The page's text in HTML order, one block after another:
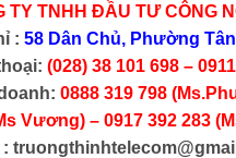
TY TNHH ĐẦU TƯ CÔNG
: 58 Dân Chủ, Phường
(028) 38 101 698 –
0888 319 798
Vương) – 0917 392 283
: